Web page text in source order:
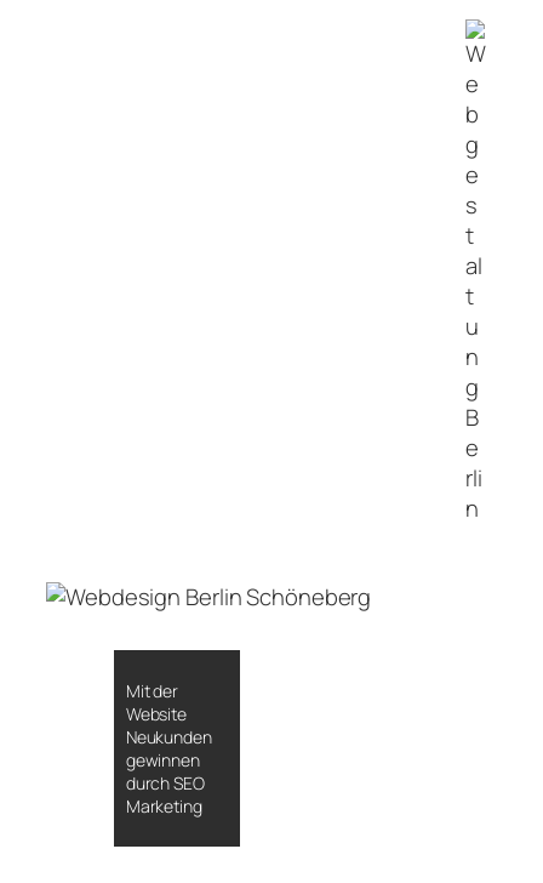
Mit der
Website
Neukunden
gewinnen
durch SEO
Marketing